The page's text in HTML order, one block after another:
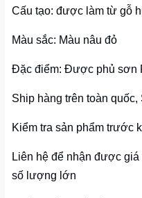
Cấu tạo: được làm từ gỗ
Màu sắc: Màu nâu đỏ
Đặc điểm: Được phủ sơn
Ship hàng trên toàn
Kiểm tra sản phẩm trước
Liên hệ để nhận được
số lượng lớn